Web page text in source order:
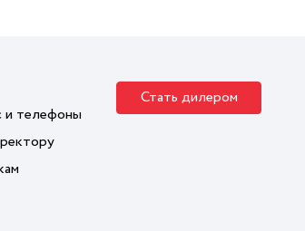
телефоны
Стать дилером